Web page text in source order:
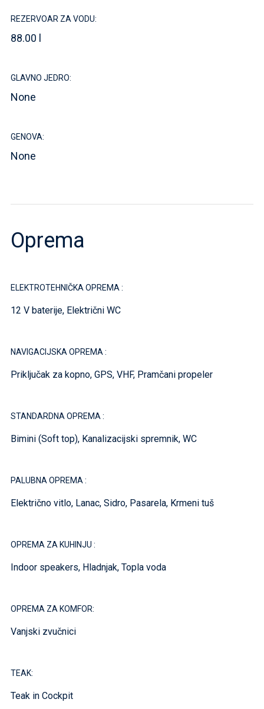
REZERVOAR ZA VODU:
88.00 l
GLAVNO JEDRO:
None
GENOVA:
None
Oprema
ELEKTROTEHNIČKA OPREMA :
12 V baterije, Električni WC
NAVIGACIJSKA OPREMA :
Priključak za kopno, GPS, VHF, Pramčani propeler
STANDARDNA OPREMA :
Bimini (Soft top), Kanalizacijski spremnik, WC
PALUBNA OPREMA :
Električno vitlo, Lanac, Sidro, Pasarela, Krmeni tuš
OPREMA ZA KUHINJU :
Indoor speakers, Hladnjak, Topla voda
OPREMA ZA KOMFOR:
Vanjski zvučnici
TEAK:
Teak in Cockpit